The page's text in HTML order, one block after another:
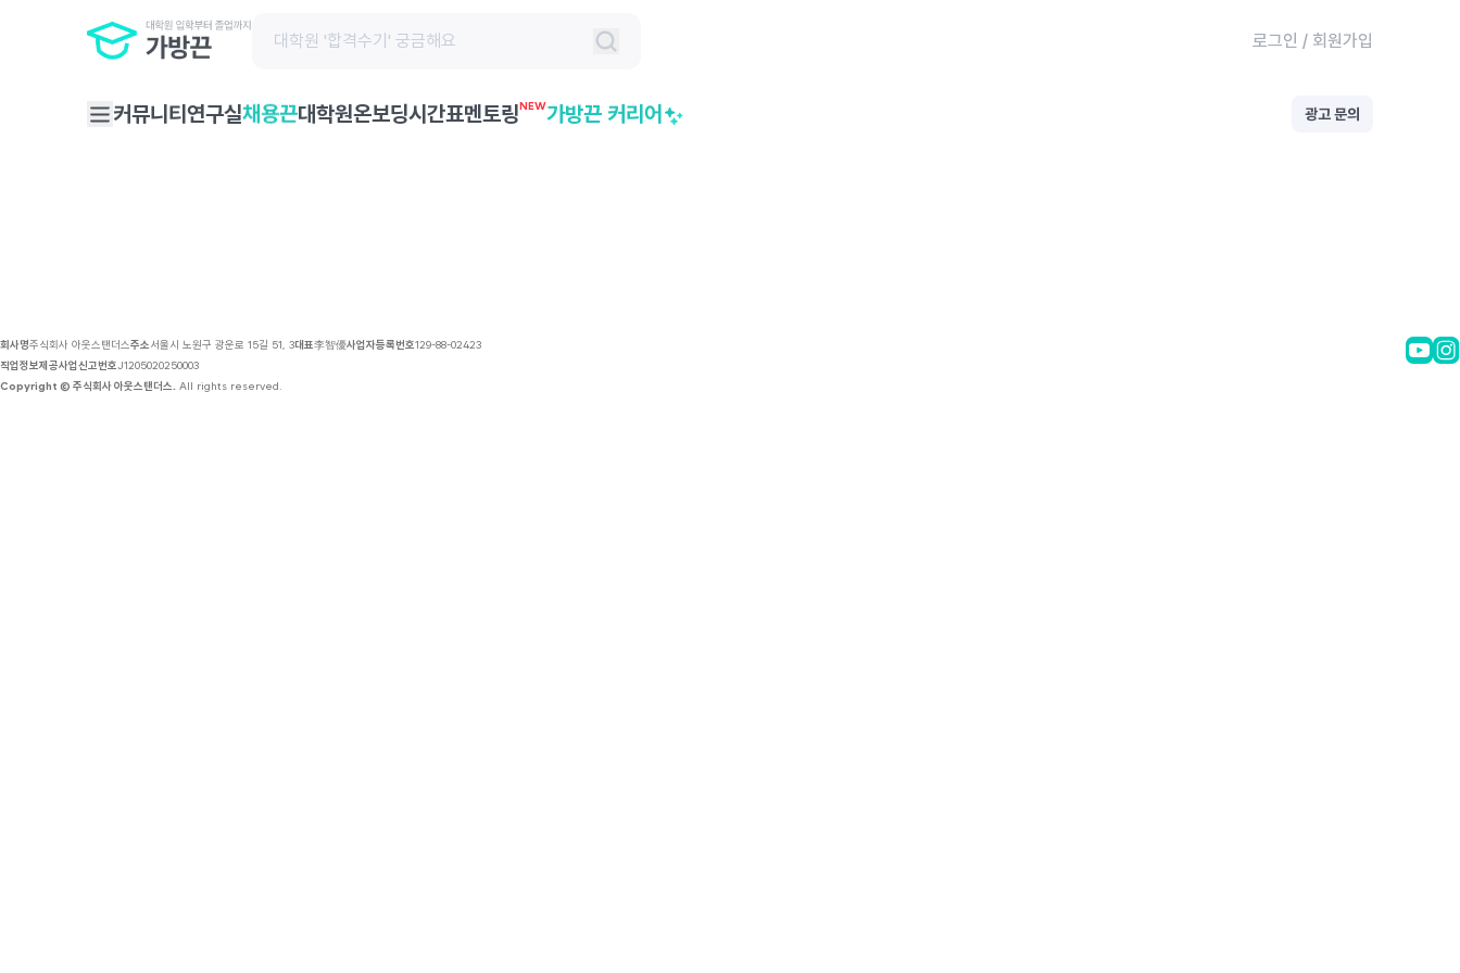
로그인 / 회원가입
커뮤니티 연구실채용끈대학원온보딩시간표멘토링NEW가방끈 커리어 광고 문의
회사명주식회사 아웃스탠더스주소서울시 노원구 광운로 15길 51, 3대표李智優사업자등록번호129-88-02423
직업정보제공사업신고번호J1205020250003
Copyright © 주식회사 아웃스탠더스. All rights reserved.